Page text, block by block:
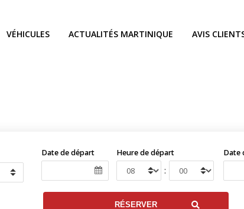
VÉHICULES ACTUALITÉS MARTINIQUE AVIS
Date de départ Heure de départ
:
Date